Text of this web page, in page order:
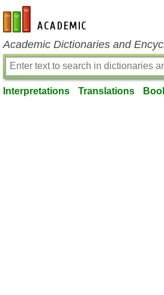
en-academic.com
Academic Dictionaries and
Interpretations Translations